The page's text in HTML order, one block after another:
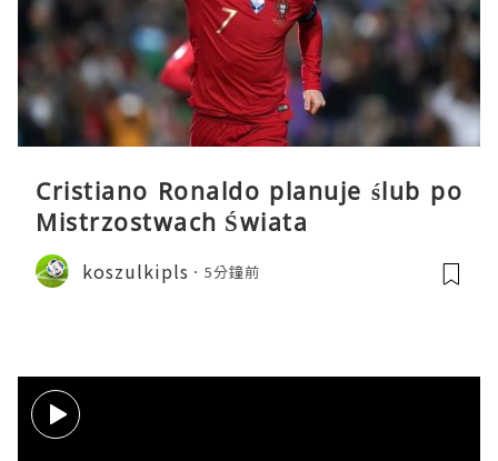
Cristiano Ronaldo planuje ślub po
Mistrzostwach Świata
koszulkipls 5分鐘前